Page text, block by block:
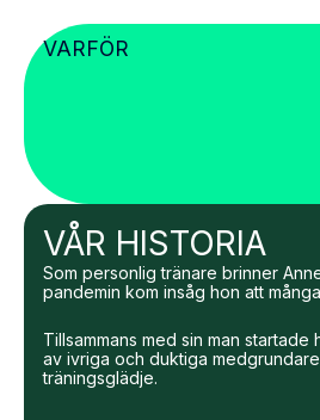
VARFÖR
VÅR HISTORIA
Som personlig tränare brinner
pandemin kom insåg hon att
Tillsammans med sin man
av ivriga och duktiga
träningsglädje.